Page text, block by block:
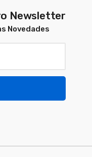
Newsletter
Novedades